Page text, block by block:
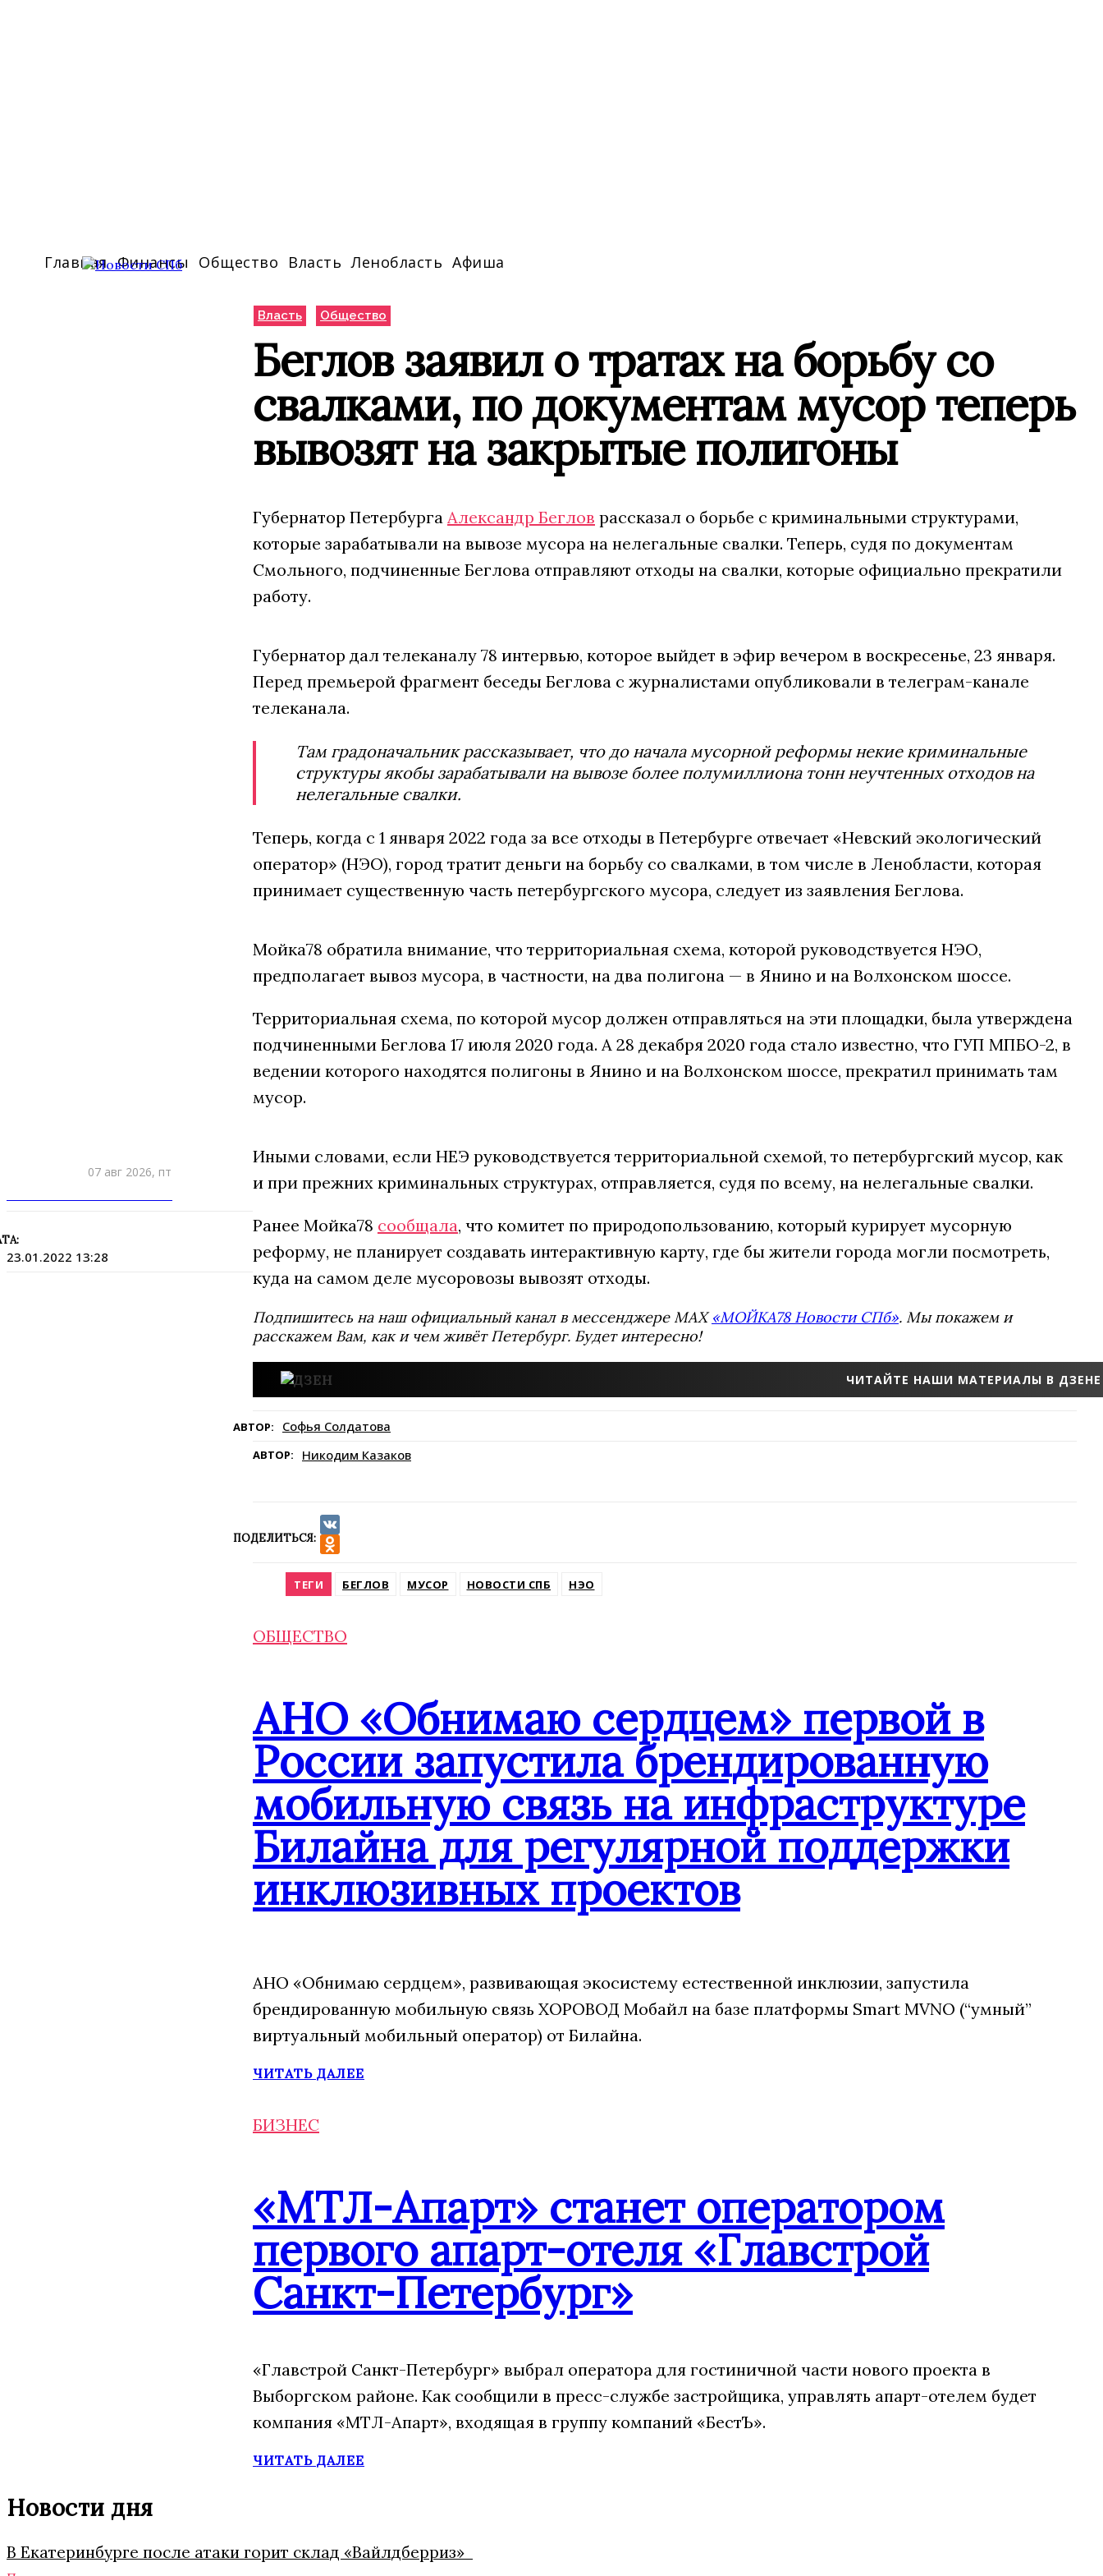
Главная Финансы Общество Власть Ленобласть Афиша
07 авг 2026, пт
23.01.2022 13:28
Власть Общество
Беглов заявил о тратах на борьбу со
свалками, по документам мусор теперь
вывозят на закрытые полигоны
Губернатор Петербурга Александр Беглов рассказал о борьбе с криминальными структурами,
которые зарабатывали на вывозе мусора на нелегальные свалки. Теперь, судя по документам
Смольного, подчиненные Беглова отправляют отходы на свалки, которые официально прекратили
работу.
Губернатор дал телеканалу 78 интервью, которое выйдет в эфир вечером в воскресенье, 23 января.
Перед премьерой фрагмент беседы Беглова с журналистами опубликовали в телеграм-канале
телеканала.
Там градоначальник рассказывает, что до начала мусорной реформы некие криминальные
структуры якобы зарабатывали на вывозе более полумиллиона тонн неучтенных отходов на
нелегальные свалки.
Теперь, когда с 1 января 2022 года за все отходы в Петербурге отвечает «Невский экологический
оператор» (НЭО), город тратит деньги на борьбу со свалками, в том числе в Ленобласти, которая
принимает существенную часть петербургского мусора, следует из заявления Беглова.
Мойка78 обратила внимание, что территориальная схема, которой руководствуется НЭО,
предполагает вывоз мусора, в частности, на два полигона — в Янино и на Волхонском шоссе.
Территориальная схема, по которой мусор должен отправляться на эти площадки, была утверждена
подчиненными Беглова 17 июля 2020 года. А 28 декабря 2020 года стало известно, что ГУП МПБО-2, в
ведении которого находятся полигоны в Янино и на Волхонском шоссе, прекратил принимать там
мусор.
Иными словами, если НЕЭ руководствуется территориальной схемой, то петербургский мусор, как
и при прежних криминальных структурах, отправляется, судя по всему, на нелегальные свалки.
Ранее Мойка78 сообщала, что комитет по природопользованию, который курирует мусорную
реформу, не планирует создавать интерактивную карту, где бы жители города могли посмотреть,
куда на самом деле мусоровозы вывозят отходы.
Подпишитесь на наш официальный канал в мессенджере MAX«МОЙКА78 Новости СПб». Мы покажем и
расскажем Вам, как и чем живёт Петербург. Будет интересно!
ЧИТАЙТЕ НАШИ МАТЕРИАЛЫ В ДЗЕНЕ
АВТОР: Софья Солдатова
АВТОР: Никодим Казаков
ПОДЕЛИТЬСЯ:
VK
ТЕГИ БЕГЛОВ МУСОР НОВОСТИ СПБ НЭО
ОБЩЕСТВО
АНО «Обнимаю сердцем» первой в
России запустила брендированную
мобильную связь на инфраструктуре
Билайна для регулярной поддержки
инклюзивных проектов
АНО «Обнимаю сердцем», развивающая экосистему естественной инклюзии, запустила
брендированную мобильную связь ХОРОВОД Мобайл на базе платформы Smart MVNO (“умный”
виртуальный мобильный оператор) от Билайна.
ЧИТАТЬ ДАЛЕЕ
БИЗНЕС
«МТЛ-Апарт» станет оператором
первого апарт-отеля «Главстрой
Санкт-Петербург»
«Главстрой Санкт-Петербург» выбрал оператора для гостиничной части нового проекта в
Выборгском районе. Как сообщили в пресс-службе застройщика, управлять апарт-отелем будет
компания «МТЛ-Апарт», входящая в группу компаний «БестЪ».
ЧИТАТЬ ДАЛЕЕ
Новости дня
В Екатеринбурге после атаки горит склад «Вайлдберриз»